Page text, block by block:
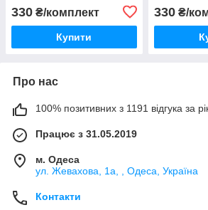
330 ₴/комплект
Купити
330₴/
Про нас
100% позитивних з 1191 відгука за
Працює з 31.05.2019
м. Одеса
ул. Жевахова, 1a, , Одеса, Україна
Контакти